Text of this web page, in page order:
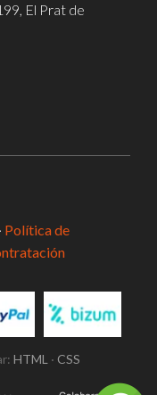
El Prat de
· Política de
HTML · CSS